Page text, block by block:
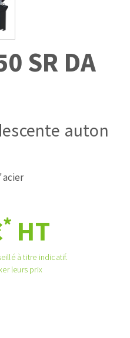
SURFACE
SR DA
auton
* HT
à titre indicatif.
leurs prix